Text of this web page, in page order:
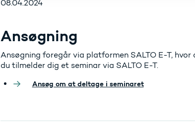
08.04.2024
Ansøgning
Ansøgning foregår via platformen SALTO E-T,
du tilmelder dig et seminar via SALTO E-T.
Ansøg om at deltage i seminaret